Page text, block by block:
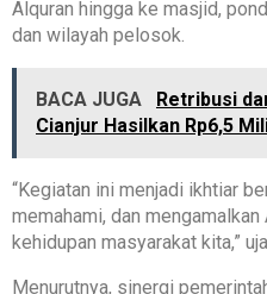
Alquran hingga ke masjid,
dan wilayah pelosok.
BACA JUGA
Retribusi
Cianjur Hasilkan Rp6,5
“Kegiatan ini menjadi ikhtiar
memahami, dan
kehidupan masyarakat kita,”
Menurutnya, sinergi